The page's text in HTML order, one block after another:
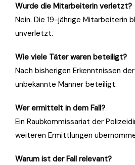
Wurde die Mitarbeiterin verletzt?
Nein. Die 19-jährige Mitarbeiterin
unverletzt.
Wie viele Täter waren beteiligt?
Nach bisherigen Erkenntnissen
unbekannte Männer beteiligt.
Wer ermittelt in dem Fall?
Ein Raubkommissariat der
weiteren Ermittlungen
Warum ist der Fall relevant?